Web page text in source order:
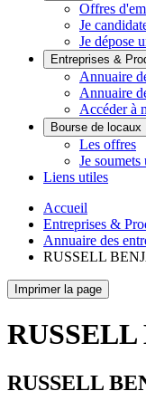
Offres
Je
Je dépose
Entreprises &
Annuaire
Annuaire
Accéder à
Bourse de locaux
Les offres
Je soumets
Liens utiles
Accueil
Entreprises &
Annuaire des
RUSSELL
Imprimer la page
RUSSELL